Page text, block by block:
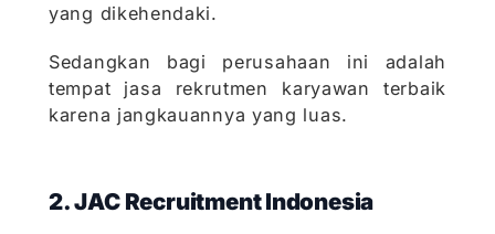
yang dikehendaki.
Sedangkan bagi perusahaan ini adalah
tempat jasa rekrutmen karyawan terbaik
karena jangkauannya yang luas.
2. JAC Recruitment Indonesia